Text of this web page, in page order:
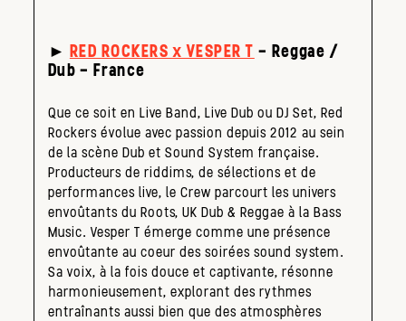
► RED ROCKERS x VESPER T – Reggae /
Dub – France
Que ce soit en Live Band, Live Dub ou DJ Set, Red
Rockers évolue avec passion depuis 2012 au sein
de la scène Dub et Sound System française.
Producteurs de riddims, de sélections et de
performances live, le Crew parcourt les univers
envoûtants du Roots, UK Dub & Reggae à la Bass
Music. Vesper T émerge comme une présence
envoûtante au coeur des soirées sound system.
Sa voix, à la fois douce et captivante, résonne
harmonieusement, explorant des rythmes
entraînants aussi bien que des atmosphères